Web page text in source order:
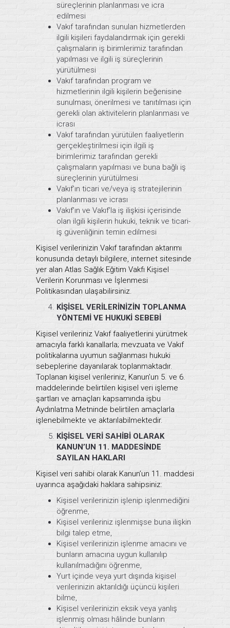
süreçlerinin planlanması ve icra
edilmesi
Vakıf tarafından sunulan hizmetlerden
ilgili kişileri faydalandırmak için gerekli
çalışmaların iş birimlerimiz tarafından
yapılması ve ilgili iş süreçlerinin
yürütülmesi
Vakıf tarafından program ve
hizmetlerinin ilgili kişilerin beğenisine
sunulması, önerilmesi ve tanıtılması için
gerekli olan aktivitelerin planlanması ve
icrası
Vakıf tarafından yürütülen faaliyetlerin
gerçekleştirilmesi için ilgili iş
birimlerimiz tarafından gerekli
çalışmaların yapılması ve buna bağlı iş
süreçlerinin yürütülmesi
Vakıf’ın ticari ve/veya iş stratejilerinin
planlanması ve icrası
Vakıf’ın ve Vakıf’la iş ilişkisi içerisinde
olan ilgili kişilerin hukuki, teknik ve ticari-
iş güvenliğinin temin edilmesi
Kişisel verilerinizin Vakıf tarafından aktarımı
konusunda detaylı bilgilere, internet sitesinde
yer alan Atlas Sağlık Eğitim Vakfı Kişisel
Verilerin Korunması ve İşlenmesi
Politikasından ulaşabilirsiniz.
KİŞİSEL VERİLERİNİZİN TOPLANMA
YÖNTEMİ VE HUKUKİ SEBEBİ
Kişisel verileriniz Vakıf faaliyetlerini yürütmek
amacıyla farklı kanallarla; mevzuata ve Vakıf
politikalarına uyumun sağlanması hukuki
sebeplerine dayanılarak toplanmaktadır.
Toplanan kişisel verileriniz, Kanun’un 5. ve 6.
maddelerinde belirtilen kişisel veri işleme
şartları ve amaçları kapsamında işbu
Aydınlatma Metninde belirtilen amaçlarla
işlenebilmekte ve aktarılabilmektedir.
KİŞİSEL VERİ SAHİBİ OLARAK
KANUN’UN 11. MADDESİNDE
SAYILAN HAKLARI
Kişisel veri sahibi olarak Kanun’un 11. maddesi
uyarınca aşağıdaki haklara sahipsiniz:
Kişisel verilerinizin işlenip işlenmediğini
öğrenme,
Kişisel verileriniz işlenmişse buna ilişkin
bilgi talep etme,
Kişisel verilerinizin işlenme amacını ve
bunların amacına uygun kullanılıp
kullanılmadığını öğrenme,
Yurt içinde veya yurt dışında kişisel
verilerinizin aktarıldığı üçüncü kişileri
bilme,
Kişisel verilerinizin eksik veya yanlış
işlenmiş olması hâlinde bunların